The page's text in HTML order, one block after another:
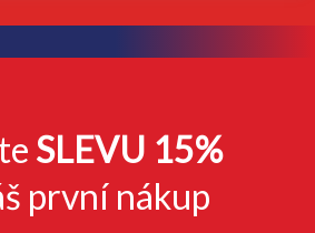
SLEVU 15%
první nákup